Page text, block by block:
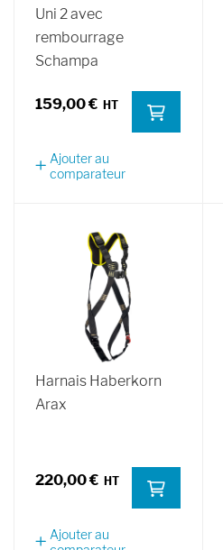
Uni 2 avec
rembourrage
Schampa
159,00 €
Ajouter au
comparateur
Harnais Haberkorn
Arax
220,00 €
Ajouter au